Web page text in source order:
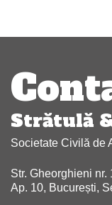
Strătulă
Societate Civilă de
Str. Gheorghieni nr.
Ap. 10, București,